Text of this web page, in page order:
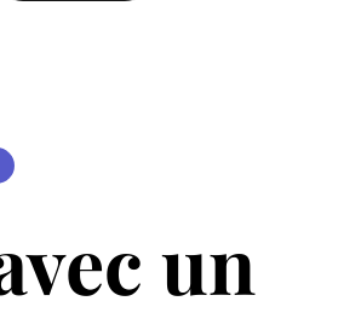
un